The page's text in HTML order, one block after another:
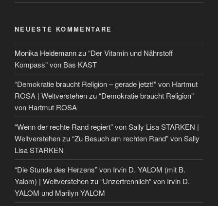
NEUESTE KOMMENTARE
Monika Heidemannzu“Der Vitamin und Nährstoff
Kompass” von Bas KAST
“Demokratie braucht Religion – gerade jetzt!” von Hartmut
ROSA | Weltverstehenzu“Demokratie braucht Religion”
von Hartmut ROSA
“Wenn der rechte Rand regiert” von Sally Lisa STARKEN |
Weltverstehenzu“Zu Besuch am rechten Rand” von Sally
Lisa STARKEN
“Die Stunde des Herzens” von Irvin D. YALOM (mit B.
Yalom) | Weltverstehenzu“Unzertrennlich” von Irvin D.
YALOM und Marilyn YALOM